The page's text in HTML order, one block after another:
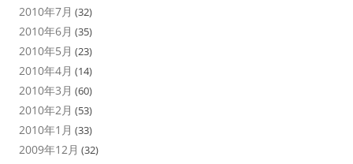
2010年7月 (32)
2010年6月 (35)
2010年5月 (23)
2010年4月 (14)
2010年3月 (60)
2010年2月 (53)
2010年1月 (33)
2009年12月 (32)